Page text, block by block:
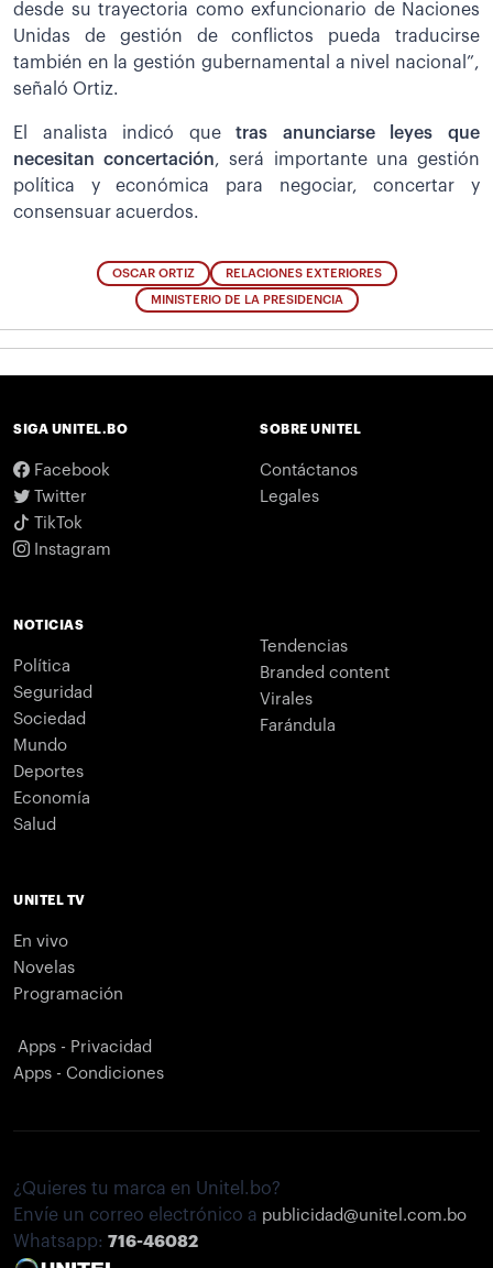
desde su trayectoria como exfuncionario de Naciones
Unidas de gestión de conflictos pueda traducirse
también en la gestión gubernamental a nivel nacional”,
señaló Ortiz.
El analista indicó quetras anunciarse leyes que
necesitan concertación, será importante una gestión
política y económica para negociar, concertar y
consensuar acuerdos.
OSCAR ORTIZ RELACIONES EXTERIORES
MINISTERIO DE LA PRESIDENCIA
SIGA UNITEL.BO
Facebook
Twitter
TikTok
Instagram
SOBRE UNITEL
Contáctanos
Legales
NOTICIAS
Política
Seguridad
Sociedad
Mundo
Deportes
Economía
Salud
Tendencias
Branded content
Virales
Farándula
UNITEL TV
En vivo
Novelas
Programación
Apps - Privacidad
Apps - Condiciones
¿Quieres tu marca en Unitel.bo?
Envíe un correo electrónico a publicidad@unitel.com.bo
Whatsapp: 716-46082